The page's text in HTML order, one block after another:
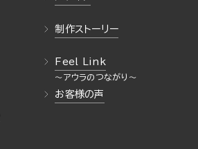
制作ストーリー
Feel Link
お客様の声